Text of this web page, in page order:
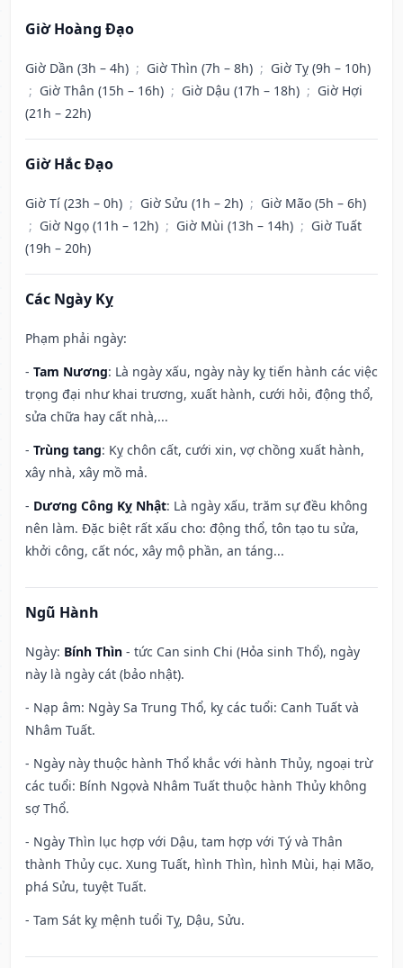
Giờ Hoàng Đạo
Giờ Dần (3h – 4h) ; Giờ Thìn (7h – 8h) ; Giờ Tỵ (9h – 10h)
; Giờ Thân (15h – 16h) ; Giờ Dậu (17h – 18h) ; Giờ Hợi
(21h – 22h)
Giờ Hắc Đạo
Giờ Tí (23h – 0h) ; Giờ Sửu (1h – 2h) ; Giờ Mão (5h – 6h)
; Giờ Ngọ (11h – 12h) ; Giờ Mùi (13h – 14h) ; Giờ Tuất
(19h – 20h)
Các Ngày Kỵ
Phạm phải ngày:
- Tam Nương: Là ngày xấu, ngày này kỵ tiến hành các việc
trọng đại như khai trương, xuất hành, cưới hỏi, động thổ,
sửa chữa hay cất nhà,...
- Trùng tang: Kỵ chôn cất, cưới xin, vợ chồng xuất hành,
xây nhà, xây mồ mả.
- Dương Công Kỵ Nhật: Là ngày xấu, trăm sự đều không
nên làm. Đặc biệt rất xấu cho: động thổ, tôn tạo tu sửa,
khởi công, cất nóc, xây mộ phần, an táng...
Ngũ Hành
Ngày: Bính Thìn - tức Can sinh Chi (Hỏa sinh Thổ), ngày
này là ngày cát (bảo nhật).
- Nạp âm: Ngày Sa Trung Thổ, kỵ các tuổi: Canh Tuất và
Nhâm Tuất.
- Ngày này thuộc hành Thổ khắc với hành Thủy, ngoại trừ
các tuổi: Bính Ngọvà Nhâm Tuất thuộc hành Thủy không
sợ Thổ.
- Ngày Thìn lục hợp với Dậu, tam hợp với Tý và Thân
thành Thủy cục. Xung Tuất, hình Thìn, hình Mùi, hại Mão,
phá Sửu, tuyệt Tuất.
- Tam Sát kỵ mệnh tuổi Tỵ, Dậu, Sửu.